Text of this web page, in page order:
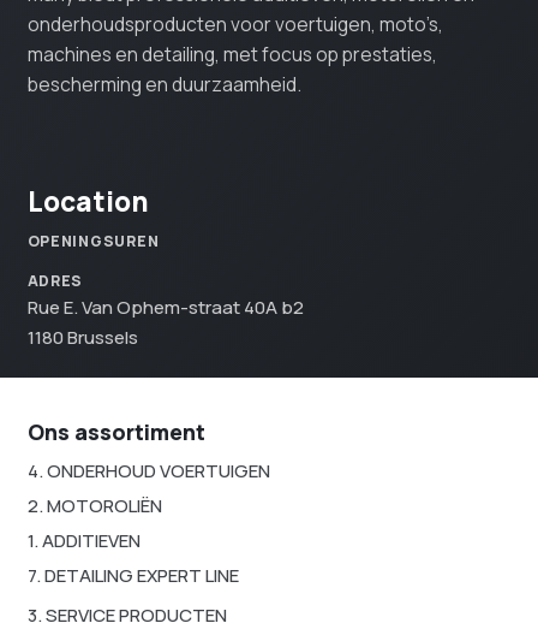
onderhoudsproducten voor voertuigen, moto’s,
machines en detailing, met focus op prestaties,
bescherming en duurzaamheid.
Location
OPENINGSUREN
ADRES
Rue E. Van Ophem-straat 40A b2
1180 Brussels
Ons assortiment
4. ONDERHOUD VOERTUIGEN
2. MOTOROLIËN
1. ADDITIEVEN
7. DETAILING EXPERT LINE
3. SERVICE PRODUCTEN